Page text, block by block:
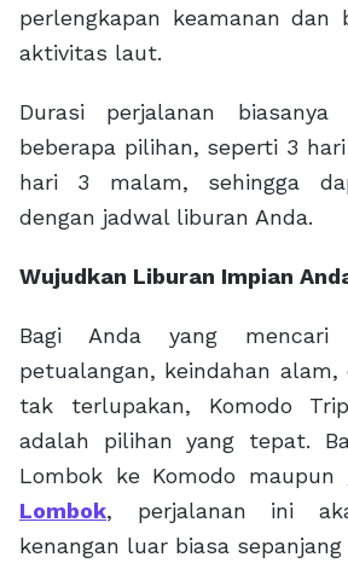
perlengkapan keamanan dan
aktivitas laut.
Durasi perjalanan
beberapa pilihan, seperti 3
hari 3 malam, sehingga
dengan jadwal liburan Anda.
Wujudkan Liburan Impian
Bagi Anda yang mencari
petualangan, keindahan alam,
tak terlupakan, Komodo
adalah pilihan yang tepat.
Lombok ke Komodo maupun
Lombok, perjalanan ini
kenangan luar biasa sepanjang